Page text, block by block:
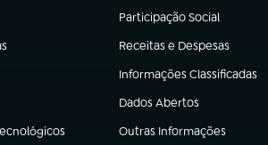
Participação Social
(abre em nova aba)
Receitas e Despesas
(abre em nova aba)
Informações Classificadas
(abre em nova aba)
Dados Abertos
(abre em nova aba)
Outras Informações
(abre em nova aba)